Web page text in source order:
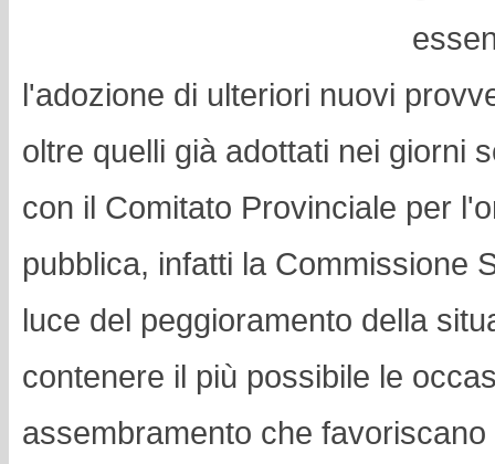
l'adozione di ulteriori nuovi
oltre quelli già adottati nei giorni
con il Comitato Provinciale per
pubblica, infatti la Commissione
luce del peggioramento della
contenere il più possibile le
assembramento che